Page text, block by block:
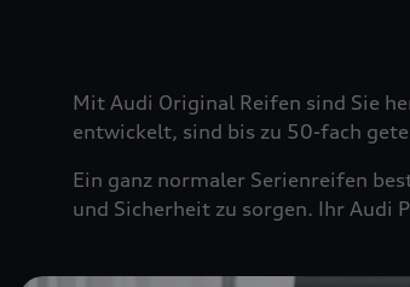
Mit Audi Original Reifen sind Sie
entwickelt, sind bis zu 50-fach
Ein ganz normaler Serienreifen
und Sicherheit zu sorgen. Ihr Audi